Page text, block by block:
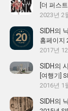
[더 퍼스
2023년 2
SIDH의
홈페이지
2017년
SIDH의
[여행기]
2016년 1
SIDH의